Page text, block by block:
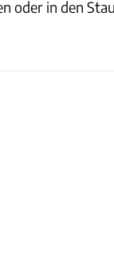
oder in den